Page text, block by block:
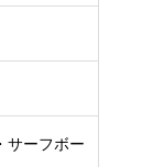
サーフボー